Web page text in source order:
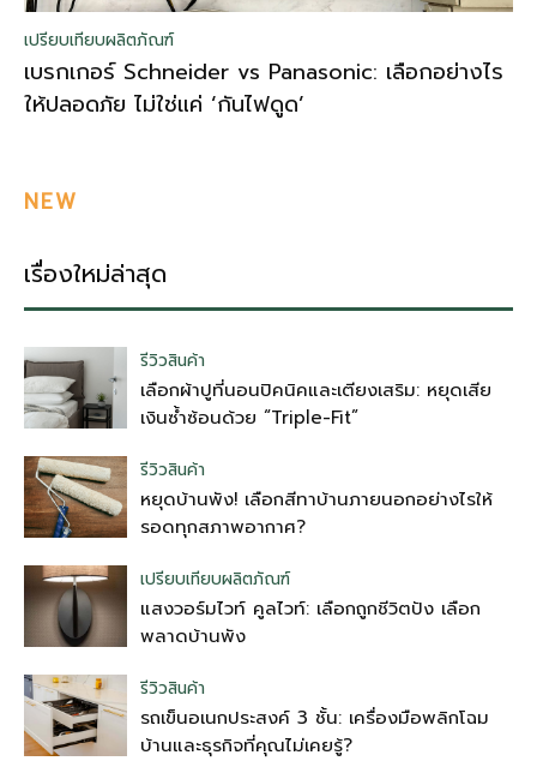
เปรียบเทียบผลิตภัณฑ์
เบรกเกอร์ Schneider vs Panasonic: เลือกอย่างไร
ให้ปลอดภัย ไม่ใช่แค่ ‘กันไฟดูด’
NEW
เรื่องใหม่ล่าสุด
รีวิวสินค้า
เลือกผ้าปูที่นอนปิคนิคและเตียงเสริม: หยุดเสีย
เงินซ้ำซ้อนด้วย “Triple-Fit”
รีวิวสินค้า
หยุดบ้านพัง! เลือกสีทาบ้านภายนอกอย่างไรให้
รอดทุกสภาพอากาศ?
เปรียบเทียบผลิตภัณฑ์
แสงวอร์มไวท์ คูลไวท์: เลือกถูกชีวิตปัง เลือก
พลาดบ้านพัง
รีวิวสินค้า
รถเข็นอเนกประสงค์ 3 ชั้น: เครื่องมือพลิกโฉม
บ้านและธุรกิจที่คุณไม่เคยรู้?